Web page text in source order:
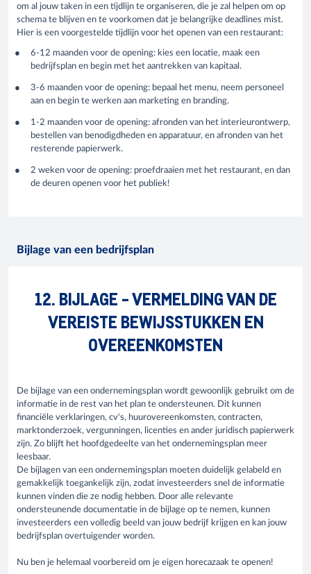
om al jouw taken in een tijdlijn te organiseren, die je zal helpen om op
schema te blijven en te voorkomen dat je belangrijke deadlines mist.
Hier is een voorgestelde tijdlijn voor het openen van een restaurant:
6-12 maanden voor de opening: kies een locatie, maak een
bedrijfsplan en begin met het aantrekken van kapitaal.
3-6 maanden voor de opening: bepaal het menu, neem personeel
aan en begin te werken aan marketing en branding.
1-2 maanden voor de opening: afronden van het interieurontwerp,
bestellen van benodigdheden en apparatuur, en afronden van het
resterende papierwerk.
2 weken voor de opening: proefdraaien met het restaurant, en dan
de deuren openen voor het publiek!
Bijlage van een bedrijfsplan
12. BIJLAGE - VERMELDING VAN DE
VEREISTE BEWIJSSTUKKEN EN
OVEREENKOMSTEN
De bijlage van een ondernemingsplan wordt gewoonlijk gebruikt om de
informatie in de rest van het plan te ondersteunen. Dit kunnen
financiële verklaringen, cv's, huurovereenkomsten, contracten,
marktonderzoek, vergunningen, licenties en ander juridisch papierwerk
zijn. Zo blijft het hoofdgedeelte van het ondernemingsplan meer
leesbaar.
De bijlagen van een ondernemingsplan moeten duidelijk gelabeld en
gemakkelijk toegankelijk zijn, zodat investeerders snel de informatie
kunnen vinden die ze nodig hebben. Door alle relevante
ondersteunende documentatie in de bijlage op te nemen, kunnen
investeerders een volledig beeld van jouw bedrijf krijgen en kan jouw
bedrijfsplan overtuigender worden.
Nu ben je helemaal voorbereid om je eigen horecazaak te openen!